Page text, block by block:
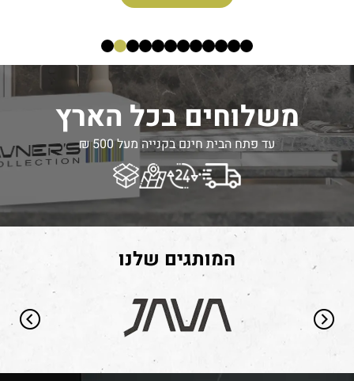
משלוחים בכל הארץ
עד פתח הבית חינם בקנייה מעל 500 ₪
המותגים שלנו